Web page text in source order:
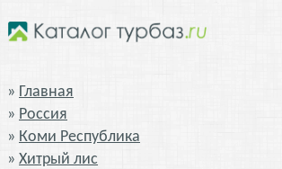
Главная
Россия
Коми Республика
Хитрый лис